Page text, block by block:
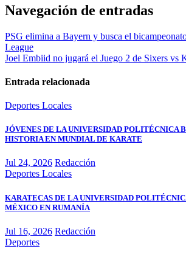
Navegación de entradas
PSG elimina a Bayern y busca el
League
Joel Embiid no jugará el Juego 2 de Sixers vs
Entrada relacionada
Deportes Locales
JÓVENES DE LA UNIVERSIDAD POLITÉCNICA
HISTORIA EN MUNDIAL DE KARATE
Jul 24, 2026 Redacción
Deportes Locales
KARATECAS DE LA UNIVERSIDAD
MÉXICO EN RUMANÍA
Jul 16, 2026 Redacción
Deportes